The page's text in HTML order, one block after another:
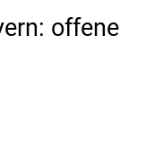
offene